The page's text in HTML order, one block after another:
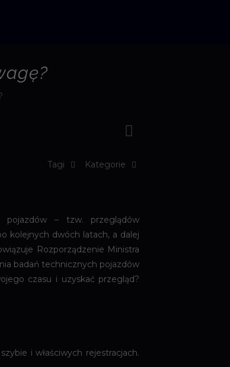
Kategorie
Tagi
pojazdów – tzw. przeglądów
kolejnych dwóch latach, a dalej
Rozporządzenie Ministra
badań technicznych pojazdów
czasu i uzyskać przegląd?
i właściwych rejestracjach.